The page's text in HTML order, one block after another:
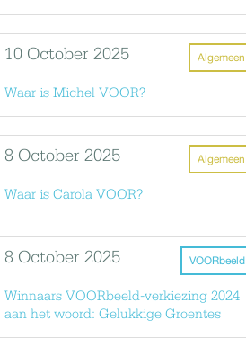
Algemeen
10 October 2025
Waar is Michel VOOR?
Algemeen
8 October 2025
Waar is Carola VOOR?
VOORbeeld
8 October 2025
Winnaars VOORbeeld-verkiezing 2024
aan het woord: Gelukkige Groentes